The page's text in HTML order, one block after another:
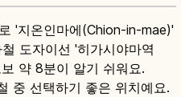
'지온인마에(Chion-in-mae)'
도자이선 '히가시야마역
약 8분이 알기 쉬워요.
중 선택하기 좋은 위치예요.